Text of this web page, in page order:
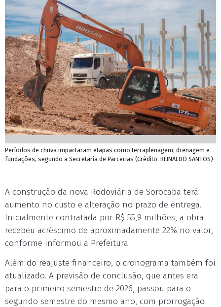
Períodos de chuva impactaram etapas como terraplenagem, drenagem e
fundações, segundo a Secretaria de Parcerias (Crédito: REINALDO SANTOS)
A construção da nova Rodoviária de Sorocaba terá
aumento no custo e alteração no prazo de entrega.
Inicialmente contratada por R$ 55,9 milhões, a obra
recebeu acréscimo de aproximadamente 22% no valor,
conforme informou a Prefeitura.
Além do reajuste financeiro, o cronograma também foi
atualizado. A previsão de conclusão, que antes era
para o primeiro semestre de 2026, passou para o
segundo semestre do mesmo ano, com prorrogação